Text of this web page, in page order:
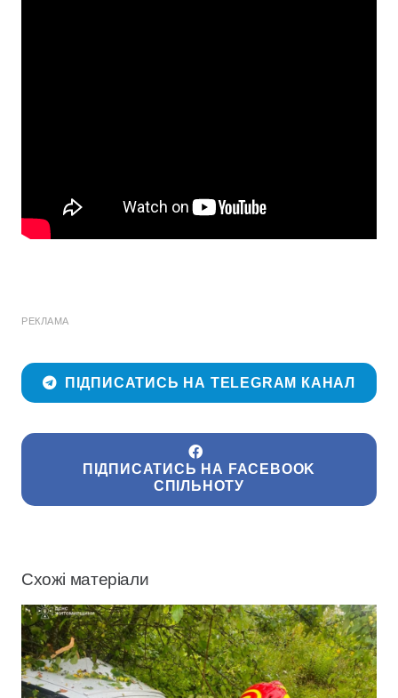
РЕКЛАМА
ПІДПИСАТИСЬ НА TELEGRAM КАНАЛ
ПІДПИСАТИСЬ НА FACEBOOK
СПІЛЬНОТУ
Схожі матеріали